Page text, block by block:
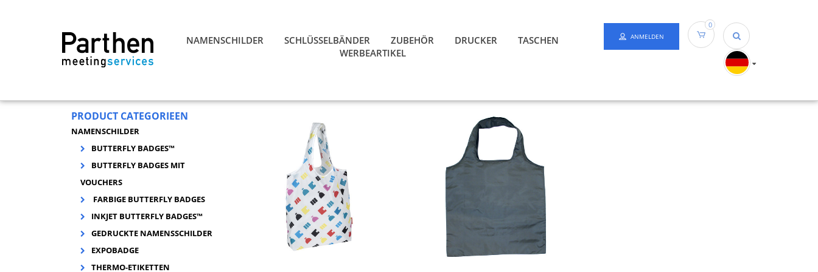
NAMENSCHILDER SCHLÜSSELBÄNDER ZUBEHÖR DRUCKER
TASCHEN
WERBEARTIKEL
ANMELDEN
0
PRODUCT CATEGORIEEN
NAMENSCHILDER
BUTTERFLY BADGES™
BUTTERFLY BADGES MIT
VOUCHERS
FARBIGE BUTTERFLY BADGES
INKJET BUTTERFLY BADGES™
GEDRUCKTE NAMENSSCHILDER
EXPOBADGE
THERMO-ETIKETTEN